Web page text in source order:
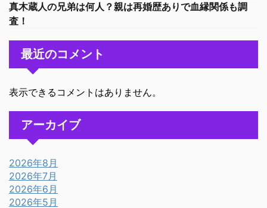
真木蔵人の兄弟は何人？親は再婚歴ありで血縁関係も調
査！
最近のコメント
表示できるコメントはありません。
アーカイブ
2026年8月
2026年7月
2026年6月
2026年5月